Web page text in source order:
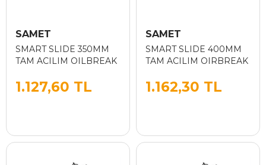
SAMET
SMART SLIDE 350MM
TAM ACILIM OILBREAK
1.127,60 TL
SAMET
SMART SLIDE 400MM
TAM ACILIM OIRBREAK
1.162,30 TL